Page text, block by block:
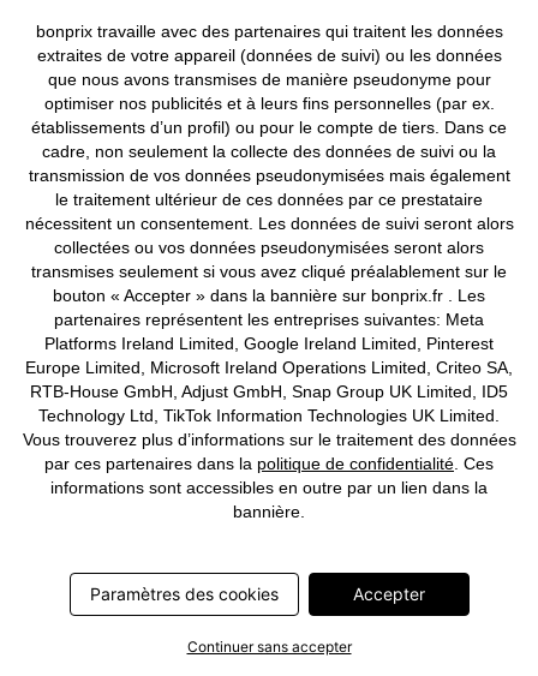
Robe de soirée avec broderies
de sequins
CHF 161,95
Robe longue avec fleur
appliquée
CHF 131,95
Robe de mariée à dentelle
CHF 124,95
Robe de soirée en mousseline
avec empiècement à sequins
bonprix travaille avec des partenaires qui traitent les données
extraites de votre appareil (données de suivi) ou les données
que nous avons transmises de manière pseudonyme pour
optimiser nos publicités et à leurs fins personnelles (par ex.
établissements d’un profil) ou pour le compte de tiers. Dans ce
cadre, non seulement la collecte des données de suivi ou la
transmission de vos données pseudonymisées mais également
le traitement ultérieur de ces données par ce prestataire
nécessitent un consentement. Les données de suivi seront alors
collectées ou vos données pseudonymisées seront alors
transmises seulement si vous avez cliqué préalablement sur le
bouton « Accepter » dans la bannière sur bonprix.fr . Les
partenaires représentent les entreprises suivantes: Meta
Platforms Ireland Limited, Google Ireland Limited, Pinterest
Europe Limited, Microsoft Ireland Operations Limited, Criteo SA,
RTB-House GmbH, Adjust GmbH, Snap Group UK Limited, ID5
Technology Ltd, TikTok Information Technologies UK Limited.
Vous trouverez plus d’informations sur le traitement des données
par ces partenaires dans la politique de confidentialité . Ces
informations sont accessibles en outre par un lien dans la
bannière.
Paramètres des cookies Accepter
Continuer sans accepter